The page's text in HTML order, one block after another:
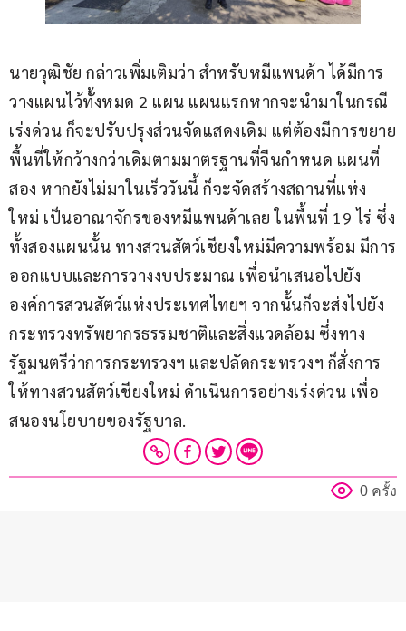
นายวุฒิชัย กล่าวเพิ่มเติมว่า สำหรับหมีแพนด้า ได้มีการ
วางแผนไว้ทั้งหมด 2 แผน แผนแรกหากจะนำมาในกรณี
เร่งด่วน ก็จะปรับปรุงส่วนจัดแสดงเดิม แต่ต้องมีการขยาย
พื้นที่ให้กว้างกว่าเดิมตามมาตรฐานที่จีนกำหนด แผนที่
สอง หากยังไม่มาในเร็ววันนี้ ก็จะจัดสร้างสถานที่แห่ง
ใหม่ เป็นอาณาจักรของหมีแพนด้าเลย ในพื้นที่ 19 ไร่ ซึ่ง
ทั้งสองแผนนั้น ทางสวนสัตว์เชียงใหม่มีความพร้อม มีการ
ออกแบบและการวางงบประมาณ เพื่อนำเสนอไปยัง
องค์การสวนสัตว์แห่งประเทศไทยฯ จากนั้นก็จะส่งไปยัง
กระทรวงทรัพยากรธรรมชาติและสิ่งแวดล้อม ซึ่งทาง
รัฐมนตรีว่าการกระทรวงฯ และปลัดกระทรวงฯ ก็สั่งการ
ให้ทางสวนสัตว์เชียงใหม่ ดำเนินการอย่างเร่งด่วน เพื่อ
สนองนโยบายของรัฐบาล.
0 ครั้ง